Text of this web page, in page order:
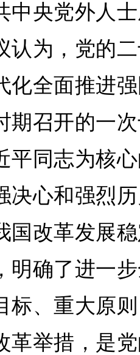
中央党外人
认为，党的
化全面推进
期召开的一
平同志为核
决心和强烈
国改革发展
明确了进一
标、重大原
革举措，是